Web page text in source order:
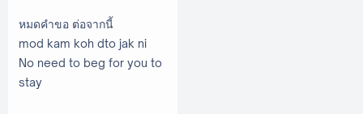
หมดคำขอ ต่อจากนี้
mod kam koh dto jak ni
No need to beg for you to
stay